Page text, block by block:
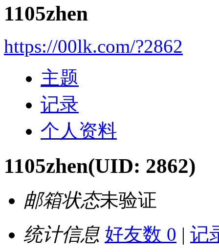
1105zhen
https://00lk.com/?2862
主题
记录
个人资料
1105zhen(UID: 2862)
邮箱状态未验证
统计信息 好友数 0 | 记